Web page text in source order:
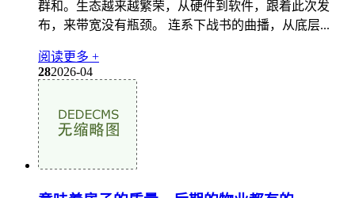
群和。生态越来越繁荣，从硬件到软件，跟着此次发
布，来带宽没有瓶颈。 连系下战书的曲播，从底层...
阅读更多 +
282026-04